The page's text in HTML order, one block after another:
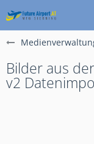
Bilder aus
v2